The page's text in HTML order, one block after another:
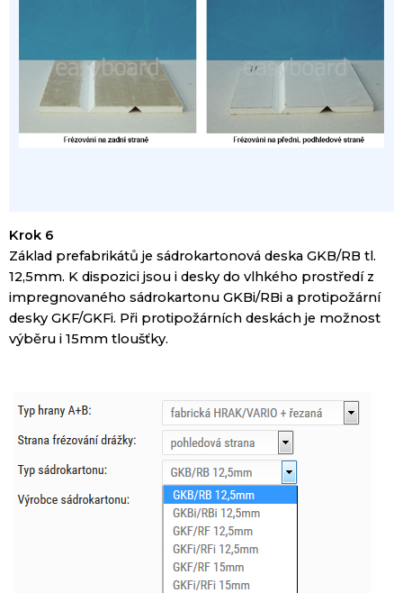
Krok 6
Základ prefabrikátů je sádrokartonová deska GKB/RB tl.
12,5mm. K dispozici jsou i desky do vlhkého prostředí z
impregnovaného sádrokartonu GKBi/RBi a protipožární
desky GKF/GKFi. Při protipožárních deskách je možnost
výběru i 15mm tloušťky.